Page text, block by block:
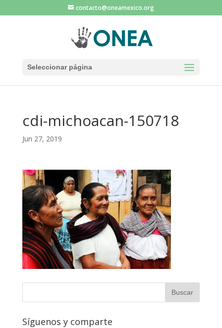
contacto@oneamexico.org
Seleccionar página
cdi-michoacan-150718
Jun 27, 2019
Síguenos y comparte